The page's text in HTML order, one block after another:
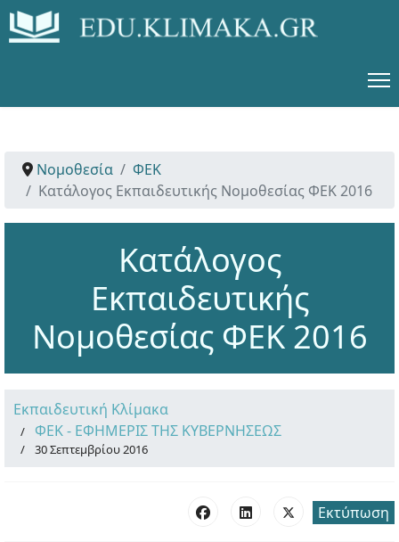
Νομοθεσία
ΦΕΚ
Κατάλογος Εκπαιδευτικής Νομοθεσίας ΦΕΚ 2016
Κατάλογος
Εκπαιδευτικής
Νομοθεσίας ΦΕΚ 2016
Εκπαιδευτική Κλίμακα
ΦΕΚ - ΕΦΗΜΕΡΙΣ ΤΗΣ ΚΥΒΕΡΝΗΣΕΩΣ
30 Σεπτεμβρίου 2016
Εκτύπωση